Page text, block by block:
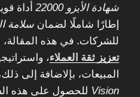
شهادة الأيزو 22000
أداة
إطارًا شاملًا لضمان سلامة
للشركات. في هذه
تعزيز ثقة العملاء،
المبيعات، بإلاضافة إلى
Vision للحصول على هذه